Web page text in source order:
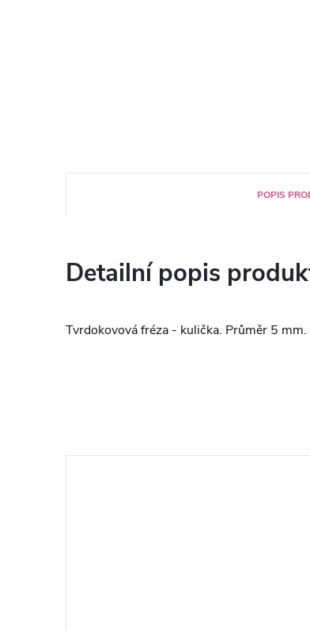
POPIS
Detailní popis
Tvrdokovová fréza - kulička. Průměr 5 mm.